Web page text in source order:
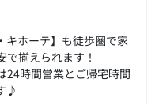
キホーテ】も徒歩圏で家
揃えられます！
24時間営業とご帰宅時間
♪